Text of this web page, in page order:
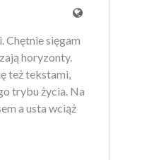
sięgam
horyzonty.
też tekstami,
trybu życia. Na
a usta wciąż